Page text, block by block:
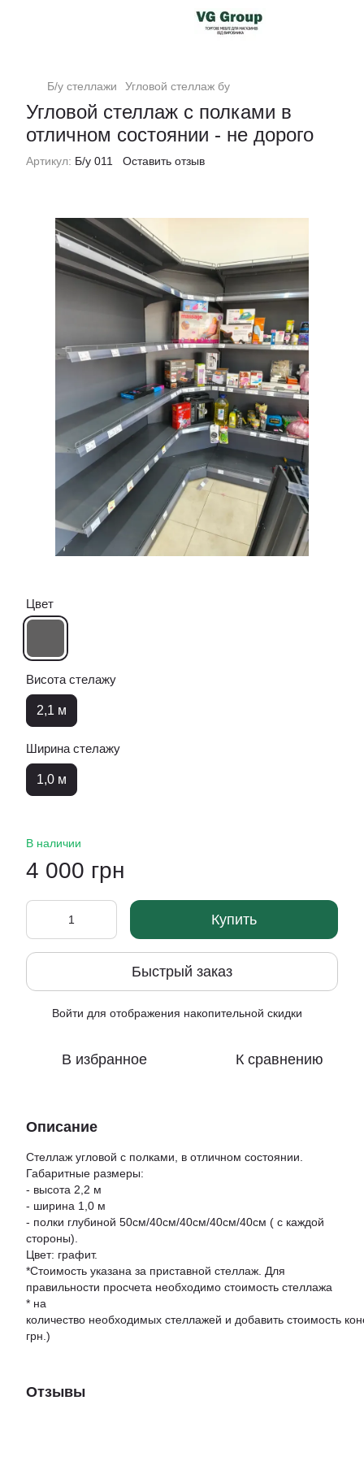
Б/у стеллажи Угловой стеллаж бу
Угловой стеллаж с полками в
отличном состоянии - не дорого
Артикул: Б/у 011 Оставить отзыв
Цвет
Висота стелажу
2,1 м
Ширина стелажу
1,0 м
В наличии
4 000 грн
Купить
Быстрый заказ
Войти для отображения накопительной скидки
В избранное К сравнению
Описание
Стеллаж угловой с полками, в отличном состоянии.
Габаритные размеры:
- высота 2,2 м
- ширина 1,0 м
- полки глубиной 50см/40см/40см/40см/40см ( с каждой
стороны).
Цвет: графит.
*Стоимость указана за приставной стеллаж. Для
правильности просчета необходимо стоимость стеллажа
* на
количество необходимых стеллажей и добавить стоимость
грн.)
Отзывы